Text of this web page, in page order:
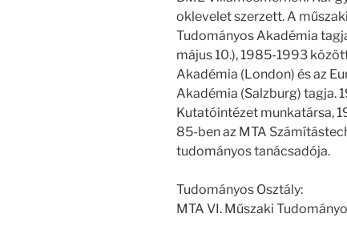
oklevelet szerzett. A
Tudományos Akadémia
május 10.), 1985-1993
Akadémia (London) és az
Akadémia (Salzburg) tagja.
Kutatóintézet munkatársa,
85-ben az MTA
tudományos tanácsadója.
Tudományos Osztály:
MTA VI. Műszaki